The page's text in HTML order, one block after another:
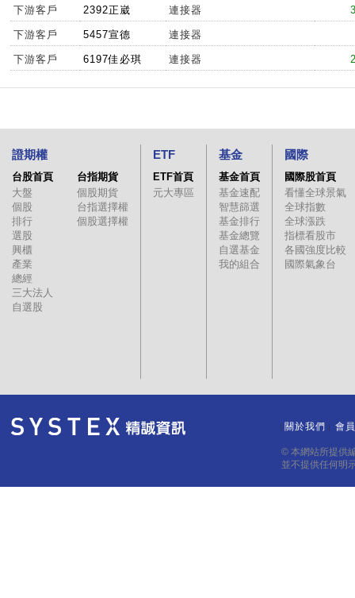
下游客戶 2392正崴 連接器
下游客戶 5457宣德 連接器
下游客戶 6197佳必琪 連接器
證期權
台股首頁
大盤
個股
排行
選股
興櫃
產業
總經
三大法人
自選股
台指期貨
個股期貨
台指選擇權
個股選擇權
ETF
ETF首頁
元大專區
基金
基金首頁
基金速配
智慧篩選
基金排行
基金總覽
自選基金
我的組合
國際
國際股首頁
看懂全球景氣
全球指數
全球漲跌
指標看股市
各國強度比較
國際氣象台
關於我們 會
© 本網站所提供
並不提供任何明